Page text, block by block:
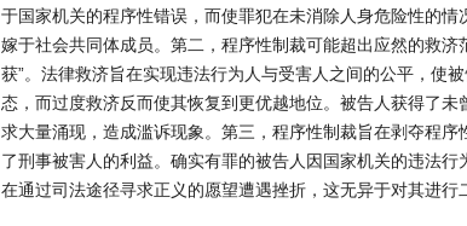
于国家机关的程序性错误，而使罪犯在未消除人身危险性的
嫁于社会共同体成员。第二，程序性制裁可能超出应然的救济
获”。法律救济旨在实现违法行为人与受害人之间的公平，使
态，而过度救济反而使其恢复到更优越地位。被告人获得了
求大量涌现，造成滥诉现象。第三，程序性制裁旨在剥夺程
了刑事被害人的利益。确实有罪的被告人因国家机关的违法
在通过司法途径寻求正义的愿望遭遇挫折，这无异于对其进行